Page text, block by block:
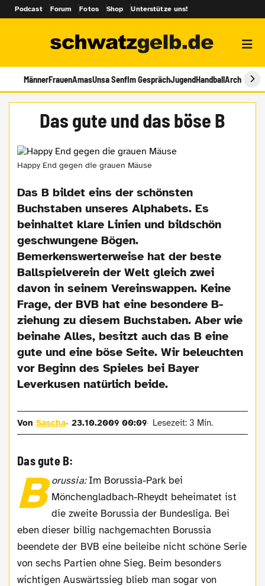
Podcast Forum Fotos Shop Unterstütze uns!
MännerFrauenAmasUnsa SenfIm GesprächJugendHandballArchiv
Das gute und das böse B
Happy End gegen die grauen Mäuse
Das B bildet eins der schönsten
Buchstaben unseres Alphabets. Es
beinhaltet klare Linien und bildschön
geschwungene Bögen.
Bemerkenswerterweise hat der beste
Ballspielverein der Welt gleich zwei
davon in seinem Vereinswappen. Keine
Frage, der BVB hat eine besondere B-
ziehung zu diesem Buchstaben. Aber wie
beinahe Alles, besitzt auch das B eine
gute und eine böse Seite. Wir beleuchten
vor Beginn des Spieles bei Bayer
Leverkusen natürlich beide.
VonSascha 23.10.2009 00:09 Lesezeit: 3 Min.
Das gute B:
B orussia:Im Borussia-Park bei
Mönchengladbach-Rheydt beheimatet ist
die zweite Borussia der Bundesliga. Bei
eben dieser billig nachgemachten Borussia
beendete der BVB eine beileibe nicht schöne Serie
von sechs Partien ohne Sieg. Beim besonders
wichtigen Auswärtssieg blieb man sogar von